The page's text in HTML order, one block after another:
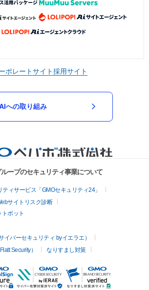
ポレートサイト採用サイト
への取り組み
ープのセキュリティ事業について
ィサービス「GMOセキュリティ24」
サイトリスク診断
ボット
イバーセキュリティ byイエラエ）
Security）
なりすまし対策